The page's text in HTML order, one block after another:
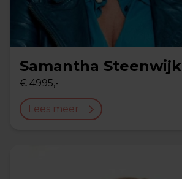
Samantha Steenwijk
€ 4995,-
Lees meer